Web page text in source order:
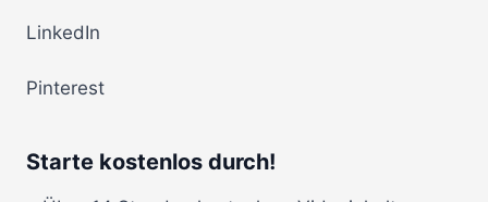
LinkedIn
Pinterest
Starte kostenlos durch!